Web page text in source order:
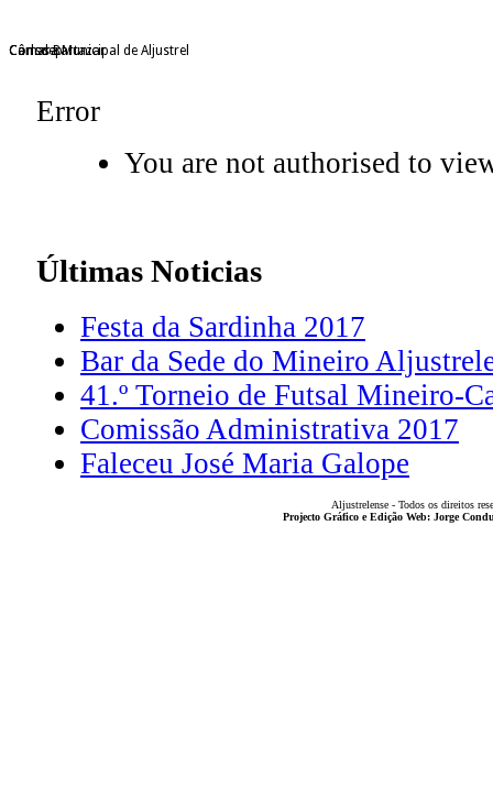
Câmara Municipal de Aljustrel
Consdep
Carlos Bartazar
Error
You are not authorised to
Últimas Noticias
Festa da Sardinha 2017
Bar da Sede do Mineiro
41.º Torneio de Futsal Mineiro-
Comissão Administrativa 2017
Faleceu José Maria Galope
Aljustrelense - Todos os direitos
Projecto Gráfico e Edição Web: Jorge